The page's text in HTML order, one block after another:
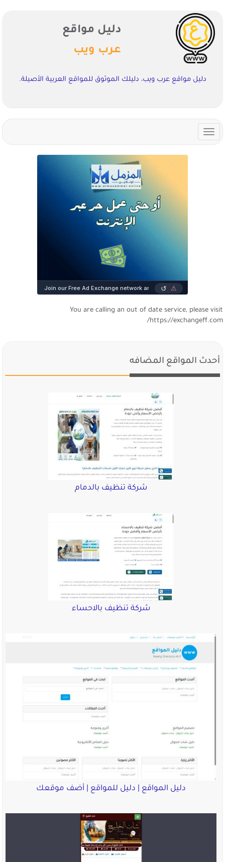
دليل مواقع
عرب ويب
دليل مواقع عرب ويب، دليلك الموثوق للمواقع العربية الأصيلة.
Toggle
navigation
You are calling an out of date service, please visit
https://exchangeff.com/
أحدث المواقع المضافه
شركة تنظيف بالدمام
شركة تنظيف بالاحساء
دليل المواقع | دليل للمواقع | أضف موقعك